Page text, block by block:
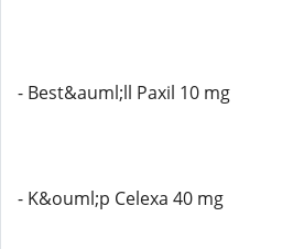
- Best&auml;ll Paxil 10 mg
- K&ouml;p Celexa 40 mg